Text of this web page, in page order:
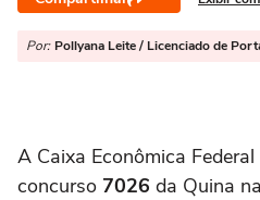
Por: Pollyana Leite / Licenciado de
A Caixa Econômica
concurso 7026 da Quina